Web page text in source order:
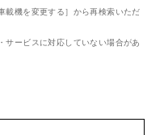
載機を変更する］から再検索いただ
サービスに対応していない場合があ